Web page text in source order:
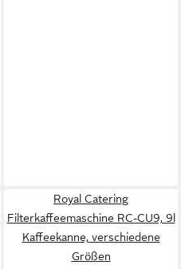
Royal Catering
Filterkaffeemaschine RC-CU9, 9l
Kaffeekanne, verschiedene
Größen